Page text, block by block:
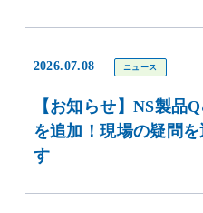
2026.07.08 ニュース
【お知らせ】NS製品
を追加！現場の疑問
す